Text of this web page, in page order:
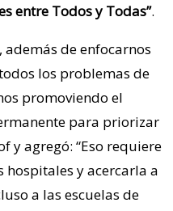
entre Todos y Todas”.
además de enfocarnos
los problemas de
promoviendo el
para priorizar
y agregó: “Eso requiere
y acercarla a
a las escuelas de